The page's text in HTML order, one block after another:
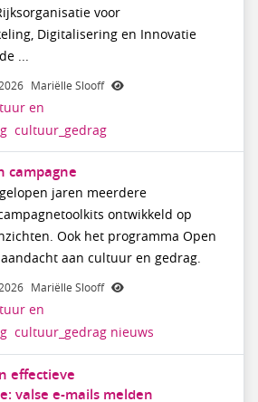
voor
Digitalisering en Innovatie
...
Mariëlle Slooff
en
cultuur_gedrag
campagne
jaren meerdere
ontwikkeld op
Ook het programma Open
aan cultuur en gedrag.
Mariëlle Slooff
en
cultuur_gedrag nieuws
effectieve
valse e-mails melden